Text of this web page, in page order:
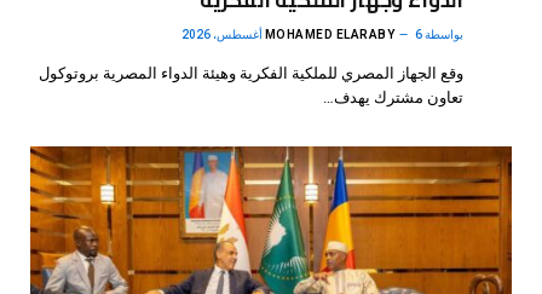
بواسطة MOHAMED ELARABY 6 أغسطس، 2026
وقع الجهاز المصري للملكية الفكرية وهيئة الدواء المصرية بروتوكول
تعاون مشترك يهدف…